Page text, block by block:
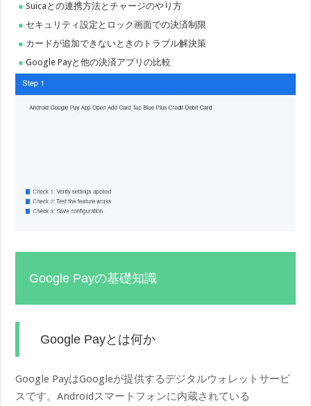
Suicaとの連携方法とチャージのやり方
セキュリティ設定とロック画面での決済制限
カードが追加できないときのトラブル解決策
Google Payと他の決済アプリの比較
Google Payの基礎知識
Google Payとは何か
Google PayはGoogleが提供するデジタルウォレットサービ
スです。Androidスマートフォンに内蔵されている